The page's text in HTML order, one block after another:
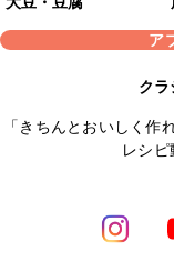
ア
ク
「きちんとおいしく作
レシピ